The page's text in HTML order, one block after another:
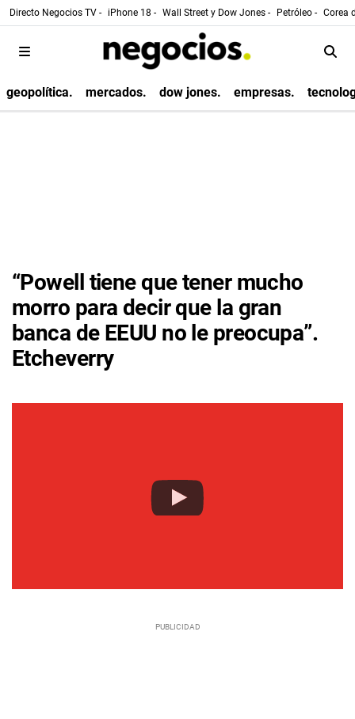
Directo Negocios TV - iPhone 18 - Wall Street y Dow Jones - Petróleo - Corea
geopolítica. mercados. dow jones. empresas.
“Powell tiene que tener mucho
morro para decir que la gran
banca de EEUU no le preocupa”.
Etcheverry